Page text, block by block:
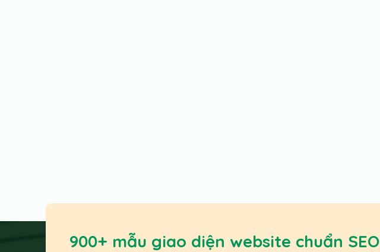
900+ mẫu giao diện website chuẩn SEO